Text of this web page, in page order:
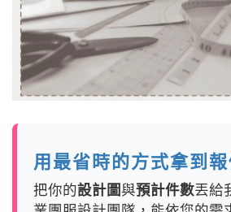
用最省時的方式拿到報
把你的設計圖與預計件數丟給